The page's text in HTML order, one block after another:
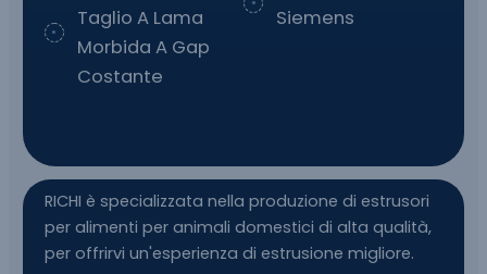
Taglio A Lama
Morbida A Gap
Costante
Siemens
RICHI è specializzata nella produzione di estrusori
per alimenti per animali domestici di alta qualità,
per offrirvi un'esperienza di estrusione migliore.